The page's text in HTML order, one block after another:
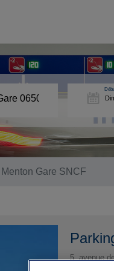
Gare SNCF
5, avenue